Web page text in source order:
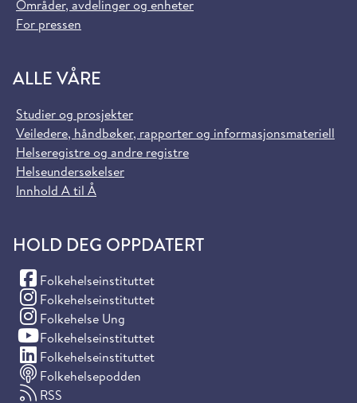
Områder, avdelinger og enheter
For pressen
ALLE VÅRE
Studier og prosjekter
Veiledere, håndbøker, rapporter og informasjonsmateriell
Helseregistre og andre registre
Helseundersøkelser
Innhold A til Å
HOLD DEG OPPDATERT
Folkehelseinstituttet
(Facebook)
Folkehelseinstituttet
(Instagram)
Folkehelse Ung
(Instagram)
Folkehelseinstituttet
(YouTube)
Folkehelseinstituttet
(LinkedIn)
Folkehelsepodden
RSS